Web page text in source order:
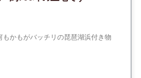
もかもがバッチリの琵琶湖浜付き物